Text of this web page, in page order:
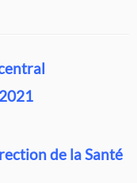
de la Santé